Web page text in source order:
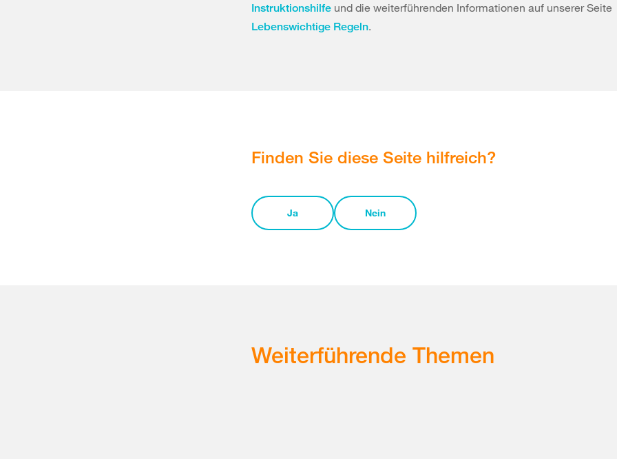
Instruktionshilfe und die weiterführenden Informationen auf unserer Seite
Lebenswichtige Regeln.
Finden Sie diese Seite hilfreich?
Ja Nein
Weiterführende Themen